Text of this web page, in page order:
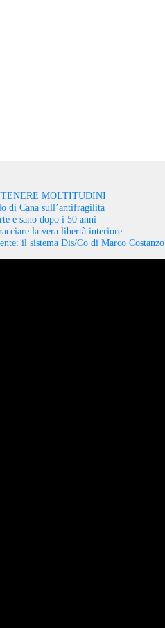
MOLTITUDINI
di Cana sull’antifragilità
e sano dopo i 50 anni
la vera libertà interiore
il sistema Dis/Co di Marco Costanzo